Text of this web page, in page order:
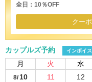
全日：10％OFF
クー
カップルズ予約 インボイ
月 火 水
8/10 11 12